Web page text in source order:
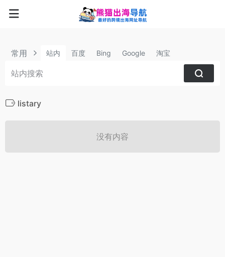
常用 站内 百度 Bing Google 淘宝
listary
没有内容